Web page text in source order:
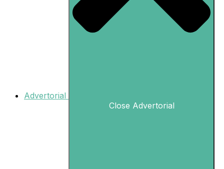
Advertorial
Close Advertorial